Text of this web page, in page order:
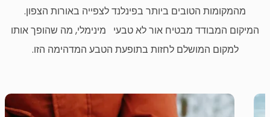
מהמקומות הטובים ביותר בפינלנד לצפייה באורות הצפון.
המיקום המבודד מבטיח אור לא טבעי מינימלי, מה שהופך אותו
למקום המושלם לחזות בתופעת הטבע המדהימה הזו.